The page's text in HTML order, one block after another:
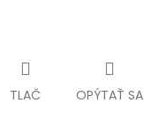
TLAČ OPÝTAŤ SA